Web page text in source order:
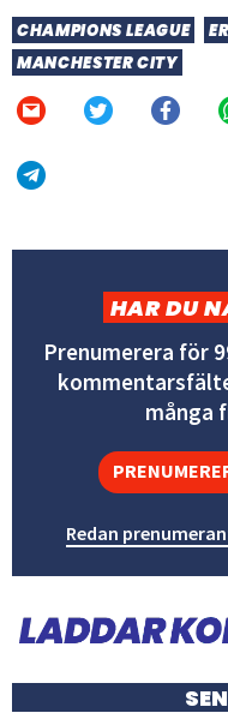
CHAMPIONS LEAGUE
MANCHESTER CITY
HAR DU
Prenumerera för
många
Redan